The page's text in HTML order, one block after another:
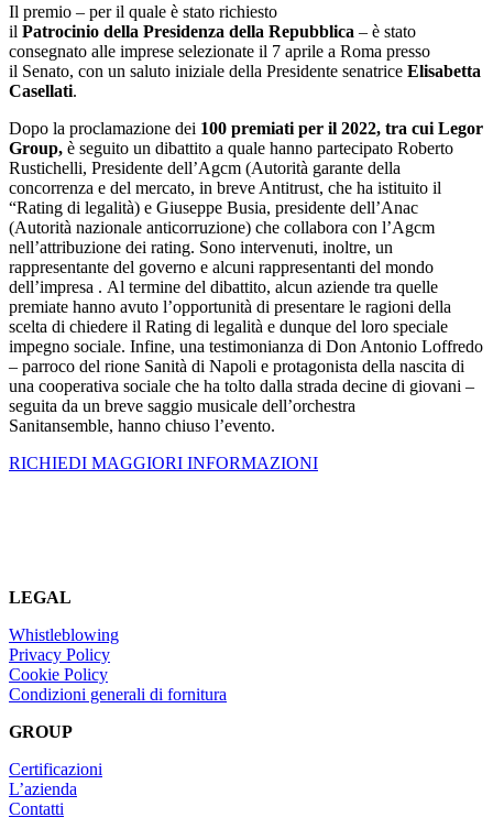
Il premio – per il quale è stato richiesto
il Patrocinio della Presidenza della Repubblica – è stato
consegnato alle imprese selezionate il 7 aprile a Roma presso
il Senato, con un saluto iniziale della Presidente senatrice Elisabetta
Casellati.
Dopo la proclamazione dei 100 premiati per il 2022, tra cui Legor
Group, è seguito un dibattito a quale hanno partecipato Roberto
Rustichelli, Presidente dell’Agcm (Autorità garante della
concorrenza e del mercato, in breve Antitrust, che ha istituito il
“Rating di legalità) e Giuseppe Busia, presidente dell’Anac
(Autorità nazionale anticorruzione) che collabora con l’Agcm
nell’attribuzione dei rating. Sono intervenuti, inoltre, un
rappresentante del governo e alcuni rappresentanti del mondo
dell’impresa . Al termine del dibattito, alcun aziende tra quelle
premiate hanno avuto l’opportunità di presentare le ragioni della
scelta di chiedere il Rating di legalità e dunque del loro speciale
impegno sociale. Infine, una testimonianza di Don Antonio Loffredo
– parroco del rione Sanità di Napoli e protagonista della nascita di
una cooperativa sociale che ha tolto dalla strada decine di giovani –
seguita da un breve saggio musicale dell’orchestra
Sanitansemble, hanno chiuso l’evento.
RICHIEDI MAGGIORI INFORMAZIONI
LEGAL
Whistleblowing
Privacy Policy
Cookie Policy
Condizioni generali di fornitura
GROUP
Certificazioni
L’azienda
Contatti